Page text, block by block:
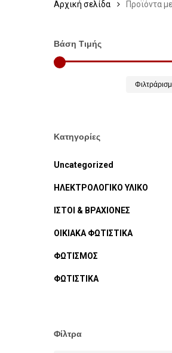
Αρχική σελίδα Προϊόντα
Βάση Τιμής
Κατηγορίες
Uncategorized
ΗΛΕΚΤΡΟΛΟΓΙΚΟ ΥΛΙΚΟ
ΙΣΤΟΙ & ΒΡΑΧΙΟΝΕΣ
ΟΙΚΙΑΚΑ ΦΩΤΙΣΤΙΚΑ
ΦΩΤΙΣΜΟΣ
ΦΩΤΙΣΤΙΚΑ
Φίλτρα